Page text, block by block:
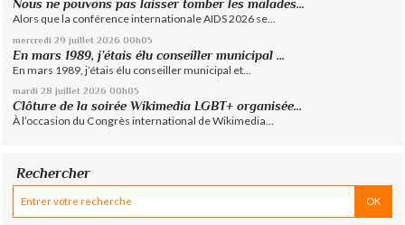
Nous ne pouvons pas laisser tomber les malades...
Alors que la conférence internationale AIDS 2026 se...
mercredi 29 juillet 2026 00h05
En mars 1989, j’étais élu conseiller municipal ...
En mars 1989, j’étais élu conseiller municipal et...
mardi 28 juillet 2026 00h05
Clôture de la soirée Wikimedia LGBT+ organisée...
À l’occasion du Congrès international de Wikimedia...
Rechercher